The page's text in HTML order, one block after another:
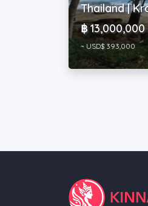
Thailand |
฿ 13,000,000
~ USD$ 393,000